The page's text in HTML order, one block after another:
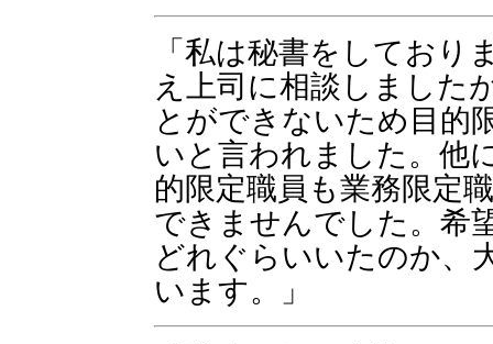
「私は秘書をしており
え上司に相談しました
とができないため目的
いと言われました。他
的限定職員も業務限定
できませんでした。希
どれぐらいいたのか、
います。」